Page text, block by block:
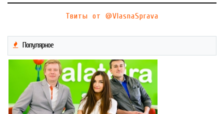
Твиты от @VlasnaSprava
Популярное